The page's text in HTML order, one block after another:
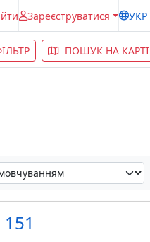
Зареєструватися УКР
ПОШУК НА КАРТІ